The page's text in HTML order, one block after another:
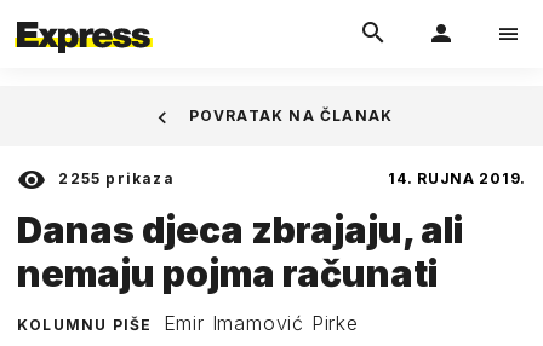
2255 prikaza 14. RUJNA 2019.
Danas djeca zbrajaju, ali
nemaju pojma računati
KOLUMNU PIŠE Emir Imamović Pirke
POVRATAK NA ČLANAK